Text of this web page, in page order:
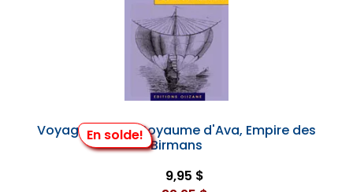
En solde!
Voyage dans le Royaume d'Ava, Empire des
Birmans
9,95 $